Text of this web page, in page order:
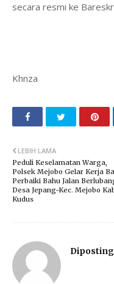
secara resmi ke
Khnza
LEBIH LAMA
Peduli Keselamatan Warga,
Polsek Mejobo Gelar Kerja
Perbaiki Bahu Jalan
Desa Jepang-Kec. Mejobo
Kudus